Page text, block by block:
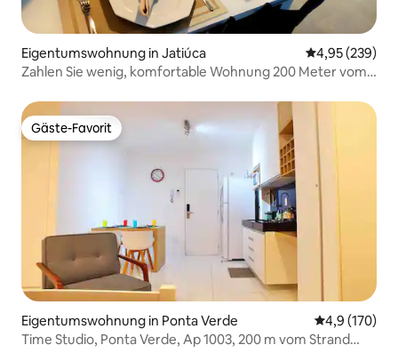
Eigentumswohnung in Jatiúca
4,95 (239)
Zahlen Sie wenig, komfortable Wohnung 200 Meter vom
Gäste-Favorit
Gäste-Favorit
Eigentumswohnung in Ponta Verde
4,9 (170)
Time Studio, Ponta Verde, Ap 1003, 200 m vom Strand